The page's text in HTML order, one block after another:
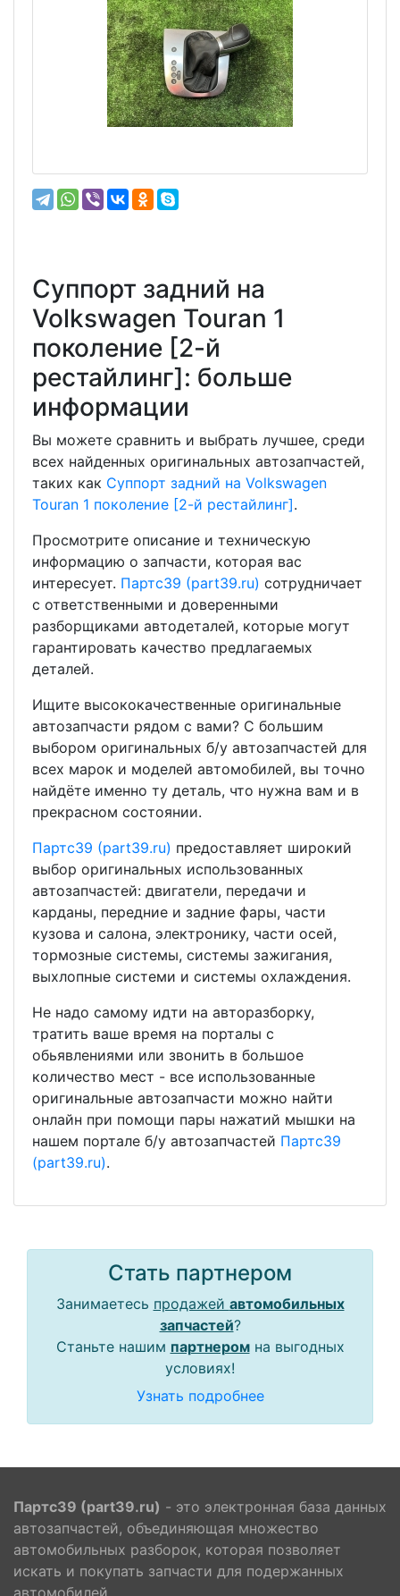
Суппорт задний на
Volkswagen Touran 1
поколение [2-й
рестайлинг]: больше
информации
Вы можете сравнить и выбрать лучшее, среди
всех найденных оригинальных автозапчастей,
таких как Суппорт задний на Volkswagen
Touran 1 поколение [2-й рестайлинг].
Просмотрите описание и техническую
информацию о запчасти, которая вас
интересует. Партс39 (part39.ru) сотрудничает
с ответственными и доверенными
разборщиками автодеталей, которые могут
гарантировать качество предлагаемых
деталей.
Ищите высококачественные оригинальные
автозапчасти рядом с вами? С большим
выбором оригинальных б/у автозапчастей для
всех марок и моделей автомобилей, вы точно
найдёте именно ту деталь, что нужна вам и в
прекрасном состоянии.
Партс39 (part39.ru) предоставляет широкий
выбор оригинальных использованных
автозапчастей: двигатели, передачи и
карданы, передние и задние фары, части
кузова и салона, электронику, части осей,
тормозные системы, системы зажигания,
выхлопные системи и системы охлаждения.
Не надо самому идти на авторазборку,
тратить ваше время на порталы с
обьявлениями или звонить в большое
количество мест - все использованные
оригинальные автозапчасти можно найти
онлайн при помощи пары нажатий мышки на
нашем портале б/у автозапчастей Партс39
(part39.ru).
Стать партнером
Занимаетесь продажей автомобильных
запчастей?
Станьте нашим партнеромна выгодных
условиях!
Узнать подробнее
Партс39 (part39.ru) - это электронная база данных
автозапчастей, объединяющая множество
автомобильных разборок, которая позволяет
искать и покупать запчасти для подержанных
автомобилей.